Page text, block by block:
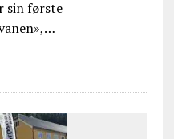
sin første